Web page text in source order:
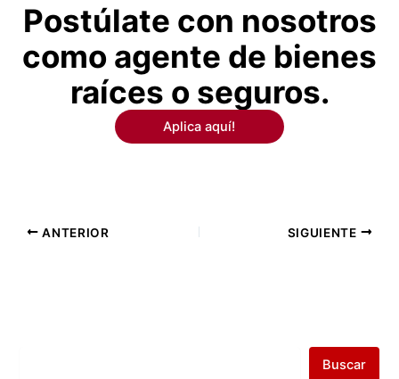
Postúlate con nosotros
como agente de bienes
raíces o seguros.
Aplica aquí!
ANTERIOR SIGUIENTE
Buscar